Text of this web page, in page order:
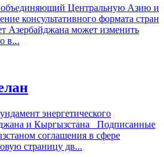
объединяющий Центральную Азию и
консультативного формата стран
Азербайджана может изменить
в...
энергетического
и Кыргызстана Подписанные
соглашения в сфере
страницу дв...